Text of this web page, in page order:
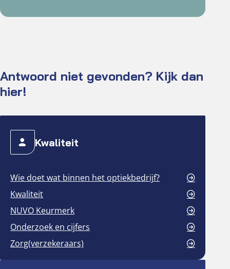
Antwoord niet gevonden? Kijk dan
hier!
Kwaliteit
Wie doet wat binnen het optiekbedrijf?
Kwaliteit
NUVO Keurmerk
Onderzoek en cijfers
Zorg(verzekeraars)